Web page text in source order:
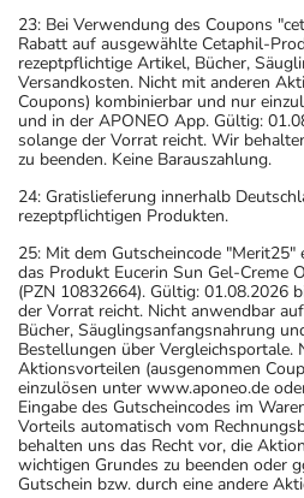
23: Bei Verwendung des Coupons
Rabatt auf ausgewählte Cetaphil-
rezeptpflichtige Artikel, Bücher,
Versandkosten. Nicht mit anderen
Coupons) kombinierbar und nur
und in der APONEO App. Gültig:
solange der Vorrat reicht. Wir
zu beenden. Keine Barauszahlung.
24: Gratislieferung innerhalb
rezeptpflichtigen Produkten.
25: Mit dem Gutscheincode
das Produkt Eucerin Sun Gel-Creme
(PZN 10832664). Gültig: 01.08.2026
der Vorrat reicht. Nicht anwendbar
Bücher, Säuglingsanfangsnahrung
Bestellungen über Vergleichsportale.
Aktionsvorteilen (ausgenommen
einzulösen unter www.aponeo.de
Eingabe des Gutscheincodes im
Vorteils automatisch vom
behalten uns das Recht vor, die
wichtigen Grundes zu beenden oder
Gutschein bzw. durch eine andere